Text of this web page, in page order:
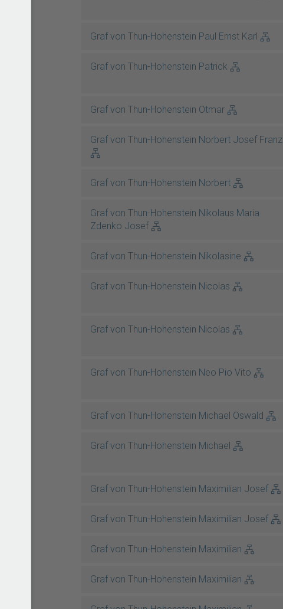
Graf von Thun-Hohenstein Paul Ernst Karl
Graf von Thun-Hohenstein Patrick
Graf von Thun-Hohenstein Otmar
Graf von Thun-Hohenstein Norbert Josef Franz
Graf von Thun-Hohenstein Norbert
Graf von Thun-Hohenstein Nikolaus Maria
Zdenko Josef
Graf von Thun-Hohenstein Nikolasine
Graf von Thun-Hohenstein Nicolas
Graf von Thun-Hohenstein Nicolas
Graf von Thun-Hohenstein Neo Pio Vito
Graf von Thun-Hohenstein Michael Oswald
Graf von Thun-Hohenstein Michael
Graf von Thun-Hohenstein Maximilian Josef
Graf von Thun-Hohenstein Maximilian Josef
Graf von Thun-Hohenstein Maximilian
Graf von Thun-Hohenstein Maximilian